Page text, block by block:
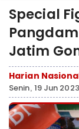
Special
Jatim
Harian
Senin, 19 Jun